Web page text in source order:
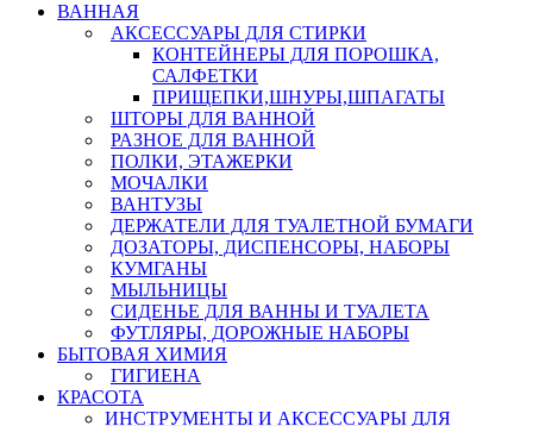
ВАННАЯ
АКСЕССУАРЫ ДЛЯ СТИРКИ
КОНТЕЙНЕРЫ ДЛЯ ПОРОШКА,
САЛФЕТКИ
ПРИЩЕПКИ,ШНУРЫ,ШПАГАТЫ
ШТОРЫ ДЛЯ ВАННОЙ
РАЗНОЕ ДЛЯ ВАННОЙ
ПОЛКИ, ЭТАЖЕРКИ
МОЧАЛКИ
ВАНТУЗЫ
ДЕРЖАТЕЛИ ДЛЯ ТУАЛЕТНОЙ БУМАГИ
ДОЗАТОРЫ, ДИСПЕНСОРЫ, НАБОРЫ
КУМГАНЫ
МЫЛЬНИЦЫ
СИДЕНЬЕ ДЛЯ ВАННЫ И ТУАЛЕТА
ФУТЛЯРЫ, ДОРОЖНЫЕ НАБОРЫ
БЫТОВАЯ ХИМИЯ
ГИГИЕНА
КРАСОТА
ИНСТРУМЕНТЫ И АКСЕССУАРЫ ДЛЯ